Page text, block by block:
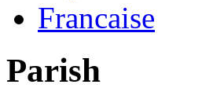
Francaise
Parish